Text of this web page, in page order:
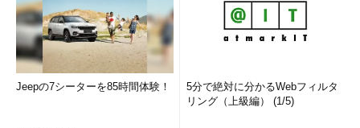
Jeepの7シーターを85時間体験！
5分で絶対に分かるWebフィルタ
リング（上級編） (1/5)